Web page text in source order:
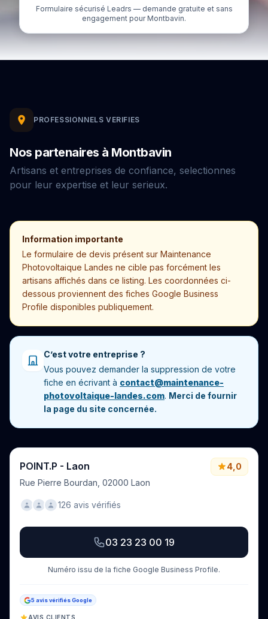
Formulaire sécurisé Leadrs — demande gratuite et sans
engagement pour Montbavin.
PROFESSIONNELS VERIFIES
Nos partenaires à Montbavin
Artisans et entreprises de confiance, selectionnes
pour leur expertise et leur serieux.
Information importante
Le formulaire de devis présent sur Maintenance
Photovoltaique Landes ne cible pas forcément les
artisans affichés dans ce listing. Les coordonnées ci-
dessous proviennent des fiches Google Business
Profile disponibles publiquement.
C’est votre entreprise ?
Vous pouvez demander la suppression de votre
fiche en écrivant à contact@maintenance-
photovoltaique-landes.com. Merci de fournir
la page du site concernée.
POINT.P - Laon
Rue Pierre Bourdan, 02000 Laon
4,0
126 avis vérifiés
03 23 23 00 19
Numéro issu de la fiche Google Business Profile.
5 avis vérifiés Google
AVIS CLIENTS